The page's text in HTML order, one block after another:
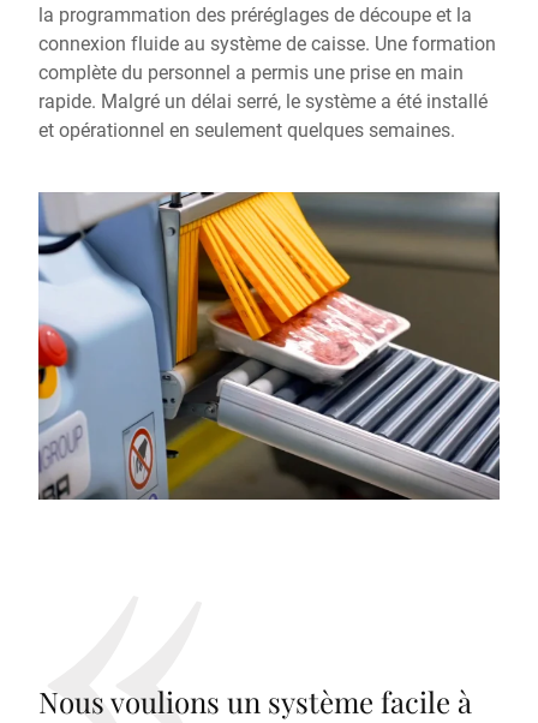
la programmation des préréglages de découpe et la
connexion fluide au système de caisse. Une formation
complète du personnel a permis une prise en main
rapide. Malgré un délai serré, le système a été installé
et opérationnel en seulement quelques semaines.
Nous voulions un système facile à